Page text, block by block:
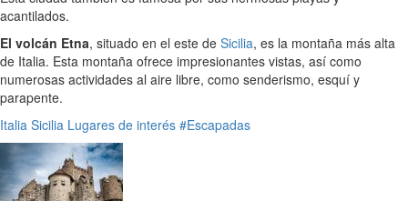
acantilados.
El volcán Etna, situado en el este de Sicilia, es la montaña más alta
de Italia. Esta montaña ofrece impresionantes vistas, así como
numerosas actividades al aire libre, como senderismo, esquí y
parapente.
Italia Sicilia Lugares de interés #Escapadas